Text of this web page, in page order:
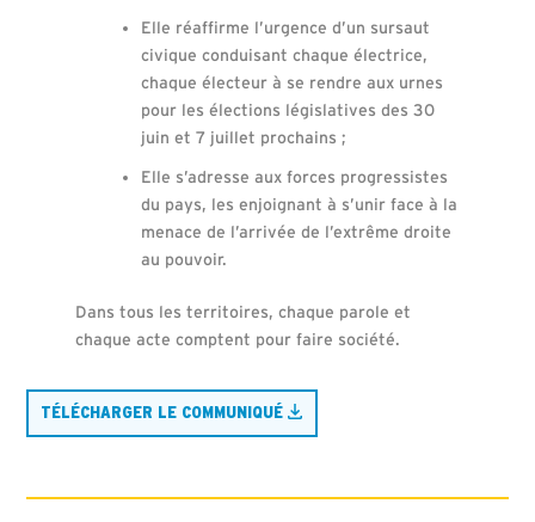
Elle réaffirme l’urgence d’un sursaut
civique conduisant chaque électrice,
chaque électeur à se rendre aux urnes
pour les élections législatives des 30
juin et 7 juillet prochains ;
Elle s’adresse aux forces progressistes
du pays, les enjoignant à s’unir face à la
menace de l’arrivée de l’extrême droite
au pouvoir.
Dans tous les territoires, chaque parole et
chaque acte comptent pour faire société.
TÉLÉCHARGER LE COMMUNIQUÉ